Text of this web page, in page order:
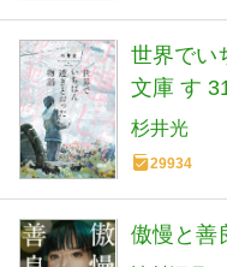
世界でい
文庫 す
杉井光
29934
傲慢と善